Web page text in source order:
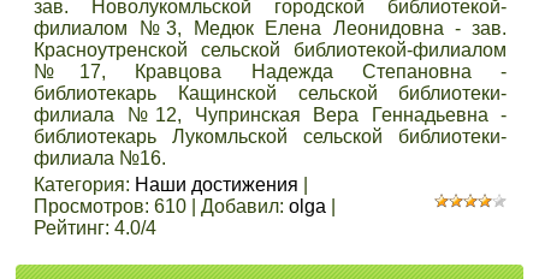
зав. Новолукомльской городской библиотекой-
филиалом №3, Медюк Елена Леонидовна - зав.
Красноутренской сельской библиотекой-филиалом
№17, Кравцова Надежда Степановна -
библиотекарь Кащинской сельской библиотеки-
филиала №12, Чупринская Вера Геннадьевна -
библиотекарь Лукомльской сельской библиотеки-
филиала №16.
Категория: Наши достижения
Просмотров: 610 |Добавил: olga
Рейтинг: 4.0/4